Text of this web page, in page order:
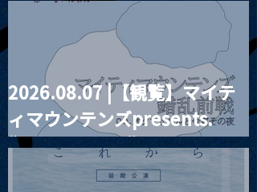
2026.08.07 |【観覧】マイテ
ィマウンテンズpresents.
“HALL-IN-ONE”